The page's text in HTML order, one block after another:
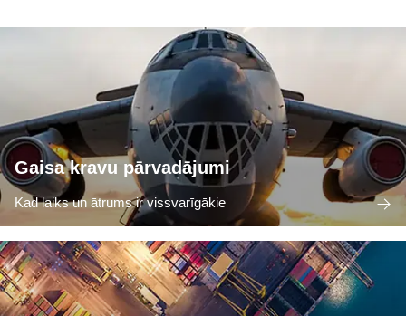
Gaisa kravu pārvadājumi
Kad laiks un ātrums ir vissvarīgākie